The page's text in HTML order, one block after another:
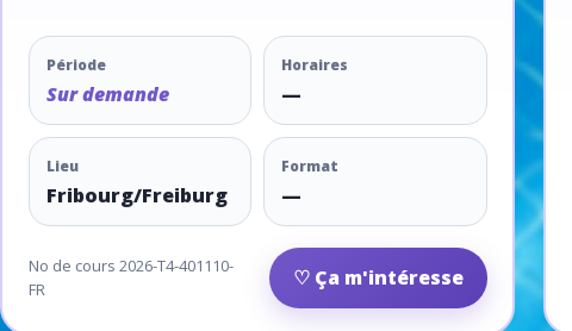
Période
Sur demande
Horaires
—
Lieu
Fribourg/Freiburg
Format
—
No de cours 2026-T4-401110-
FR
♡ Ça m'intéresse